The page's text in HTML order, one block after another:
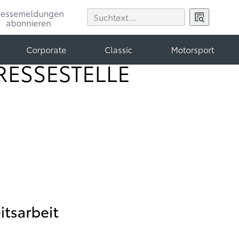
abonnieren
Corporate Classic Motorsport